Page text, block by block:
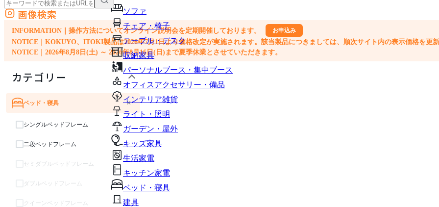
ソファ
チェア・椅子
テーブル・デスク
収納家具
パーソナルブース・集中ブース
オフィスアクセサリー・備品
インテリア雑貨
ライト・照明
ガーデン・屋外
キッズ家具
生活家電
キッチン家電
ベッド・寝具
建具
外部サイトの商品をカートに追加
他のサイトで見つけた商品ページのURLを貼り付けて、カートに追加できます
画像検索
INFORMATION｜操作方法についてオンライン説明会を定期開催しております。 お申込み
NOTICE｜KOKUYO、ITOKI製品は2026年7月1日より価格改定が実施されます。該当製品につきましては、順次サイト内の表示価格を更新
NOTICE｜2026年8月8日(土) ～ 2026年8月16日(日)まで夏季休業とさせていただきます。
カテゴリー
ソファ
チェア・椅子
テーブル・デスク
収納家具
オフィスアクセサリー・備品
インテリア雑貨
ガーデン・屋外
キッズ家具
ベッド・寝具 ×
シングルベッドフレーム
二段ベッドフレーム
セミダブルベッドフレーム
ダブルベッドフレーム
クイーンベッドフレーム